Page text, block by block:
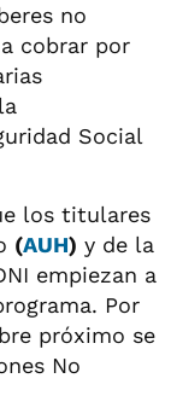
no
cobrar por
Social
los titulares
(AUH) y de la
empiezan a
Por
próximo se
No